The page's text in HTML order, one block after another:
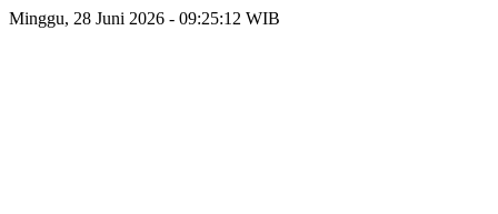
Minggu, 28 Juni 2026 - 09:25:12 WIB